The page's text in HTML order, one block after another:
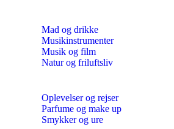
Mad og drikke
Musikinstrumenter
Musik og film
Natur og friluftsliv
Oplevelser og rejser
Parfume og make up
Smykker og ure